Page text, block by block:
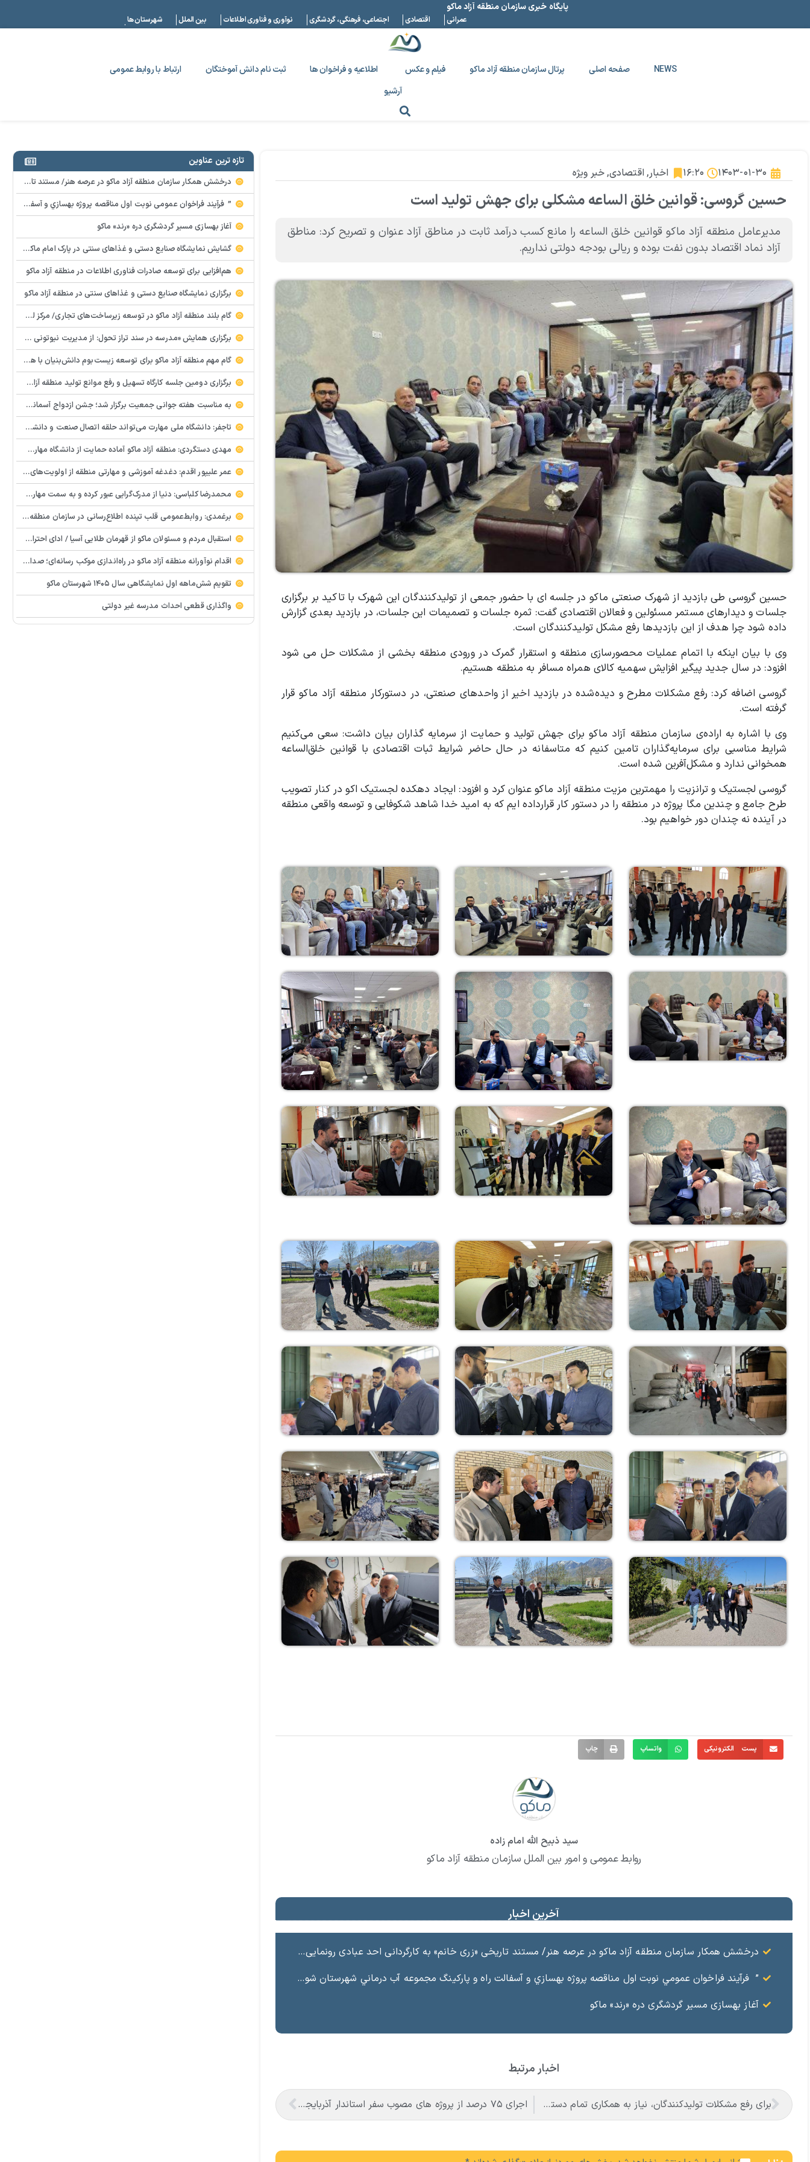
پایگاه خبری سازمان منطقه آزاد ماکو
عمرانی اقتصادی اجتماعی، فرهنگی، گردشگری نوآوری و فناوری اطلاعات بین الملل شهرستان ها
NEWS صفحه اصلی پرتال سازمان منطقه آزاد ماکو فیلم و عکس اطلاعیه و فراخوان ها ثبت نام دانش آموختگان
ارتباط با روابط عمومی
آرشیو
۱۴۰۳-۰۱-۳۰ ۱۶:۲۰ اخبار, اقتصادی,خبر ویژه
حسین گروسی: قوانین خلق الساعه مشکلی برای جهش تولید است
مدیرعامل منطقه آزاد ماکو قوانین خلق الساعه را مانع کسب درآمد ثابت در مناطق آزاد عنوان و تصریح کرد: مناطق
آزاد نماد اقتصاد بدون نفت بوده و ریالی بودجه دولتی نداریم.
حسین گروسی طی بازدید از شهرک صنعتی ماکو در جلسه ای با حضور جمعی از تولیدکنندگان این شهرک با تاکید بر برگزاری
جلسات و دیدارهای مستمر مسئولین و فعالان اقتصادی گفت:‌ ثمره جلسات و تصمیمات این جلسات، در بازدید بعدی گزارش
داده شود چرا هدف از این بازدیدها رفع مشکل تولیدکنندگان است.
وی با بیان اینکه با اتمام عملیات محصورسازی منطقه و استقرار گمرک در ورودی منطقه بخشی از مشکلات حل می شود
افزود: در سال جدید پیگیر افزایش سهمیه کالای همراه مسافر به منطقه هستیم.
گروسی اضافه کرد: رفع مشکلات مطرح و دیده‌شده در بازدید اخیر از واحدهای صنعتی، در دستورکار منطقه آزاد ماکو قرار
گرفته است.
وی با اشاره به اراده‌ی سازمان منطقه آزاد ماکو برای جهش تولید و حمایت از سرمایه گذاران بیان داشت: سعی می‌کنیم
شرایط مناسبی برای سرمایه‌گذاران تامین کنیم که متاسفانه در حال حاضر شرایط ثبات اقتصادی با قوانین خلق‌الساعه
همخوانی ندارد و مشکل‌آفرین شده است.
گروسی لجستیک و ترانزیت را مهمترین مزیت منطقه آزاد ماکو عنوان کرد و افزود: ایجاد دهکده لجستیک اکو در کنار تصویب
طرح جامع و چندین مگا پروژه در منطقه را در دستور کار قرارداده ایم که به امید خدا شاهد شکوفایی و توسعه واقعی منطقه
در آینده نه چندان دور خواهیم بود.
پست الکترونیکی واتساپ چاپ
سید ذبیح الله امام زاده
روابط عمومی و امور بین الملل سازمان منطقه آزاد ماکو
آخرین اخبار
درخشش همکار سازمان منطقه آزاد ماکو در عرصه هنر/ مستند تاریخی «زری خانم» به کارگردانی احد عبادی رونمایی شد
” فرآيند فراخوان عمومي نوبت اول مناقصه پروژه بهسازي و آسفالت راه و پاركينگ مجموعه آب درماني شهرستان شوط منطقه آزاد ماكو “
آغاز بهسازی مسیر گردشگری دره «رند» ماکو
اخبار مرتبط
برای رفع مشکلات تولیدکنندگان، نیاز به همکاری تمام دستگاه های اجرایی در سطح ملی است اجرای ۷۵ درصد از پروژه های مصوب سفر استاندار آذربایجان غربی توسط سازمان منطقه آزاد در شهرستان ماکو
تازه ترین عناوین
درخشش همکار سازمان منطقه آزاد ماکو در عرصه هنر/ مستند تاریخی «زری خانم» به کارگردانی احد عبادی رونمایی شد
” فرآيند فراخوان عمومي نوبت اول مناقصه پروژه بهسازي و آسفالت راه و پاركينگ مجموعه آب درماني شهرستان شوط منطقه آزاد ماكو “
آغاز بهسازی مسیر گردشگری دره «رند» ماکو
گشایش نمایشگاه صنایع دستی و غذاهای سنتی در پارک امام ماکو با محوریت توانمندسازی زنان
هم‌افزایی برای توسعه صادرات فناوری اطلاعات در منطقه آزاد ماکو
برگزاری نمایشگاه صنایع دستی و غذاهای سنتی در منطقه آزاد ماکو
گام بلند منطقه آزاد ماکو در توسعه زیرساخت‌های تجاری/ مرکز لجستیک مرزی بازرگان تصویب شد
️برگزاری همایش «مدرسه در سند تراز تحول: از مدیریت نیوتونی به رهبری کوانتومی» با مشارکت سازمان منطقه آزاد ماکو
گام مهم منطقه آزاد ماکو برای توسعه زیست‌بوم دانش‌بنیان با همکاری مرکز نوآوری و شتابدهنده‌های استارتاپ
برگزاری دومین جلسه کارگاه تسهیل و رفع موانع تولید منطقه آزاد ماکو
به مناسبت هفته جوانی جمعیت برگزار شد؛ جشن ازدواج آسمانی و ازدواج آسان در شهرستان پلدشت
تاجفر: دانشگاه ملی مهارت می‌تواند حلقه اتصال صنعت و دانشگاه باشد
مهدی دستگردی: منطقه آزاد ماکو آماده حمایت از دانشگاه مهارت‌محور است
عمر علیپور اقدم: دغدغه آموزشی و مهارتی منطقه از اولویت‌های اصلی ماست
محمدرضا کلباسی: دنیا از مدرک‌گرایی عبور کرده و به سمت مهارت حرکت می‌کند
برغمدی: روابط‌عمومی قلب تپنده اطلاع‌رسانی در سازمان منطقه آزاد ماکو است
استقبال مردم و مسئولان ماکو از قهرمان طلایی آسیا / ادای احترام ابوالفضل پیشه‌ور به شهدای گمنام
اقدام نوآورانه منطقه آزاد ماکو در راه‌اندازی موکب رسانه‌ای؛ صدای مردم از دل تجمعات طنین‌انداز شد
تقویم شش‌ماهه اول نمایشگاهی سال ۱۴۰۵ شهرستان ماکو
واگذاری قطعی احداث مدرسه غیر دولتی